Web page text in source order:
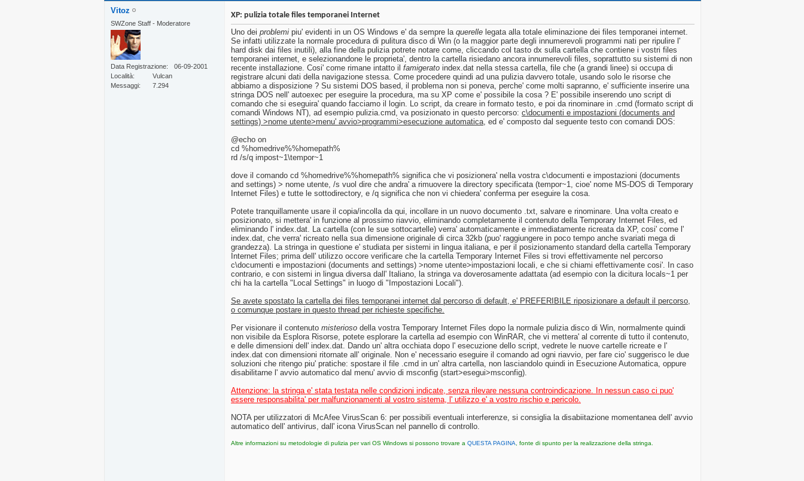
Vitoz
SWZone Staff - Moderatore
Data Registrazione
06-09-2001
Località
Vulcan
Messaggi
7.294
XP: pulizia totale files temporanei Internet
Uno dei problemi piu' evidenti in un OS Windows e' da sempre la querelle legata alla totale eliminazione dei files temporanei internet.
Se infatti utilizzate la normale procedura di pulitura disco di Win (o la maggior parte degli innumerevoli programmi nati per ripulire l'
hard disk dai files inutili), alla fine della pulizia potrete notare come, cliccando col tasto dx sulla cartella che contiene i vostri files
temporanei internet, e selezionandone le proprieta', dentro la cartella risiedano ancora innumerevoli files, soprattutto su sistemi di non
recente installazione. Cosi' come rimane intatto il famigerato index.dat nella stessa cartella, file che (a grandi linee) si occupa di
registrare alcuni dati della navigazione stessa. Come procedere quindi ad una pulizia davvero totale, usando solo le risorse che
abbiamo a disposizione ? Su sistemi DOS based, il problema non si poneva, perche' come molti sapranno, e' sufficiente inserire una
stringa DOS nell' autoexec per eseguire la procedura, ma su XP come e' possibile la cosa ? E' possibile inserendo uno script di
comando che si eseguira' quando facciamo il login. Lo script, da creare in formato testo, e poi da rinominare in .cmd (formato script di
comandi Windows NT), ad esempio pulizia.cmd, va posizionato in questo percorso: c\documenti e impostazioni (documents and
settings) >nome utente>menu' avvio>programmi>esecuzione automatica, ed e' composto dal seguente testo con comandi DOS:
@echo on
cd %homedrive%%homepath%
rd /s/q impost~1\tempor~1
dove il comando cd %homedrive%%homepath% significa che vi posizionera' nella vostra c\documenti e impostazioni (documents
and settings) > nome utente, /s vuol dire che andra' a rimuovere la directory specificata (tempor~1, cioe' nome MS-DOS di Temporary
Internet Files) e tutte le sottodirectory, e /q significa che non vi chiedera' conferma per eseguire la cosa.
Potete tranquillamente usare il copia/incolla da qui, incollare in un nuovo documento .txt, salvare e rinominare. Una volta creato e
posizionato, si mettera' in funzione al prossimo riavvio, eliminando completamente il contenuto della Temporary Internet Files, ed
eliminando l' index.dat. La cartella (con le sue sottocartelle) verra' automaticamente e immediatamente ricreata da XP, cosi' come l'
index.dat, che verra' ricreato nella sua dimensione originale di circa 32kb (puo' raggiungere in poco tempo anche svariati mega di
grandezza). La stringa in questione e' studiata per sistemi in lingua italiana, e per il posizionamento standard della cartella Temporary
Internet Files; prima dell' utilizzo occore verificare che la cartella Temporary Internet Files si trovi effettivamente nel percorso
c\documenti e impostazioni (documents and settings) >nome utente>impostazioni locali, e che si chiami effettivamente cosi'. In caso
contrario, e con sistemi in lingua diversa dall' Italiano, la stringa va doverosamente adattata (ad esempio con la dicitura locals~1 per
chi ha la cartella "Local Settings" in luogo di "Impostazioni Locali").
Se avete spostato la cartella dei files temporanei internet dal percorso di default, e' PREFERIBILE riposizionare a default il percorso,
o comunque postare in questo thread per richieste specifiche.
Per visionare il contenuto misterioso della vostra Temporary Internet Files dopo la normale pulizia disco di Win, normalmente quindi
non visibile da Esplora Risorse, potete esplorare la cartella ad esempio con WinRAR, che vi mettera' al corrente di tutto il contenuto,
e delle dimensioni dell' index.dat. Dando un' altra occhiata dopo l' esecuzione dello script, vedrete le nuove cartelle ricreate e l'
index.dat con dimensioni ritornate all' originale. Non e' necessario eseguire il comando ad ogni riavvio, per fare cio' suggerisco le due
soluzioni che ritengo piu' pratiche: spostare il file .cmd in un' altra cartella, non lasciandolo quindi in Esecuzione Automatica, oppure
disabilitarne l' avvio automatico dal menu' avvio di msconfig (start>esegui>msconfig).
Attenzione: la stringa e' stata testata nelle condizioni indicate, senza rilevare nessuna controindicazione. In nessun caso ci puo'
essere responsabilita' per malfunzionamenti al vostro sistema, l' utilizzo e' a vostro rischio e pericolo.
NOTA per utilizzatori di McAfee VirusScan 6: per possibili eventuali interferenze, si consiglia la disabiitazione momentanea dell' avvio
automatico dell' antivirus, dall' icona VirusScan nel pannello di controllo.
Altre informazioni su metodologie di pulizia per vari OS Windows si possono trovare a QUESTA PAGINA, fonte di spunto per la realizzazione della stringa.